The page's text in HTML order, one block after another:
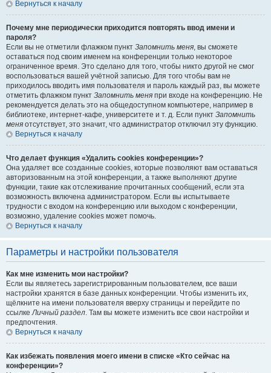
Вернуться к началу
Почему мне периодически приходится повторять ввод имени и
пароля?
Если вы не отметили флажком пункт Запомнить меня, вы сможете
оставаться под своим именем на конференции только некоторое
ограниченное время. Это сделано для того, чтобы никто другой не смог
воспользоваться вашей учётной записью. Для того чтобы вам не
приходилось вводить имя пользователя и пароль каждый раз, вы можете
отметить флажком пункт Запомнить меня при входе на конференцию. Не
рекомендуется делать это на общедоступном компьютере, например в
библиотеке, интернет-кафе, университете и т. д. Если пункт Запомнить
меня отсутствует, это значит, что администратор отключил эту функцию.
Вернуться к началу
Что делает функция «Удалить cookies конференции»?
Она удаляет все созданные cookies, которые позволяют вам оставаться
авторизованным на этой конференции, а также выполняют другие
функции, такие как отслеживание прочитанных сообщений, если эта
возможность включена администратором. Если вы испытываете
трудности с входом на конференцию или выходом с конференции,
возможно, удаление cookies может помочь.
Вернуться к началу
Параметры и настройки пользователя
Как мне изменить мои настройки?
Если вы являетесь зарегистрированным пользователем, все ваши
настройки хранятся в базе данных конференции. Чтобы изменить их,
щёлкните на имени пользователя вверху страницы и перейдите по
ссылкеЛичный раздел. Там вы можете изменить все свои настройки и
предпочтения.
Вернуться к началу
Как избежать появления моего имени в списке «Кто сейчас на
конференции»?